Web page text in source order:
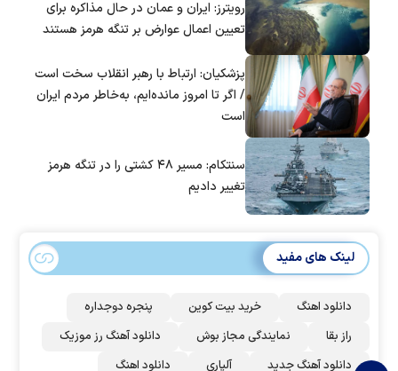
رویترز: ایران و عمان در حال مذاکره برای
تعیین اعمال عوارض بر تنگه هرمز هستند
پزشکیان: ارتباط با رهبر انقلاب سخت است
/ اگر تا امروز مانده‌ایم، به‌خاطر مردم ایران
است
سنتکام: مسیر ۴۸ کشتی را در تنگه هرمز
تغییر دادیم
لینک های مفید
دانلود اهنگ خرید بیت کوین
پنجره دوجداره
راز بقا
نمایندگی مجاز بوش
دانلود آهنگ رز‌ موزیک
دانلود آهنگ جدید
آلپاری دانلود اهنگ